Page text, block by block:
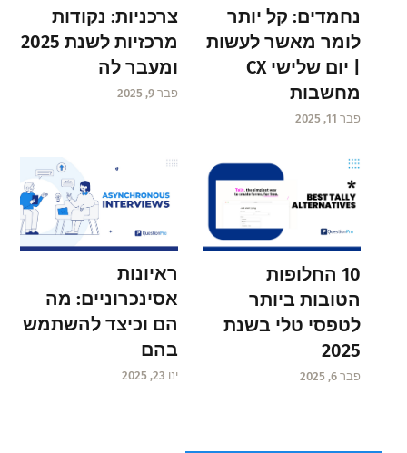
נחמדים: קל יותר
לומר מאשר לעשות
| יום שלישי CX
מחשבות
פבר 11, 2025
צרכניות: נקודות
מרכזיות לשנת 2025
ומעבר לה
פבר 9, 2025
10 החלופות
הטובות ביותר
לטפסי טלי בשנת
2025
פבר 6, 2025
ראיונות
אסינכרוניים: מה
הם וכיצד להשתמש
בהם
ינו 23, 2025